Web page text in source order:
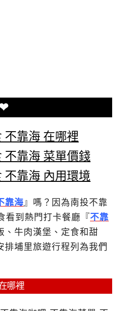
不靠海 在哪裡
不靠海 菜單價錢
不靠海 內用環境
靠海 』嗎？因為南投不靠
看到熱門打卡餐廳『不靠
、牛肉漢堡、定食和甜
排埔里旅遊行程列為我們
哪裡